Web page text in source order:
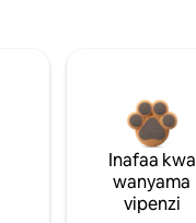
Inafaa kwa
wanyama
vipenzi